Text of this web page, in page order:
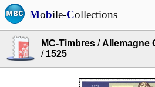
Mobile-Collections
MC-Timbres /Allemagne
/ 1525